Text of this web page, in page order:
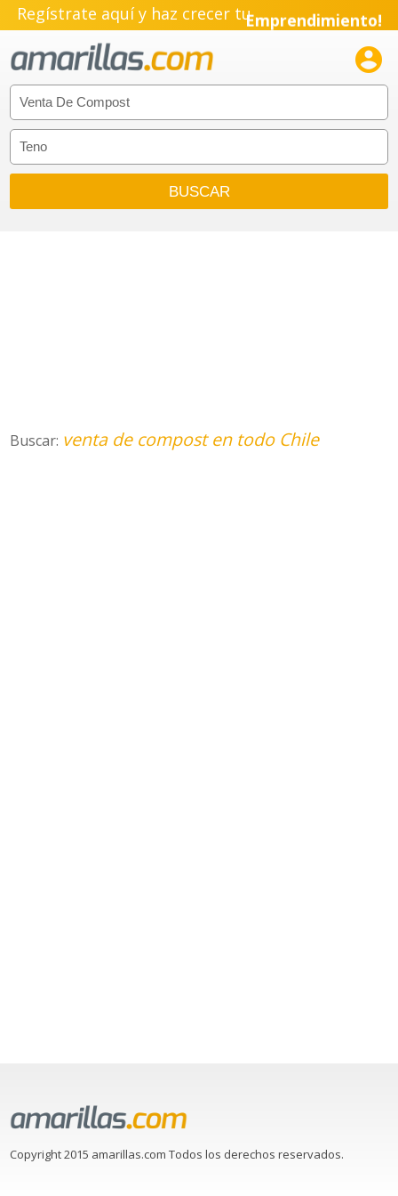
Regístrate aquí y haz crecer tuEmprendimiento!

Buscar: venta de compost en todo Chile
Copyright 2015 amarillas.com Todos los derechos reservados.